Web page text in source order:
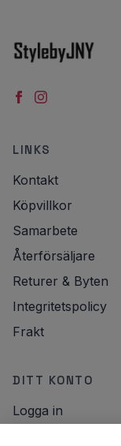
LINKS
Kontakt
Köpvillkor
Samarbete
Återförsäljare
Returer & Byten
Integritetspolicy
Frakt
DITT KONTO
Logga in